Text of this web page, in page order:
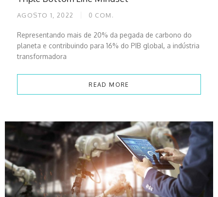
AGOSTO 1, 2022 0 COM.
Representando mais de 20% da pegada de carbono do
planeta e contribuindo para 16% do PIB global, a indústria
transformadora
READ MORE